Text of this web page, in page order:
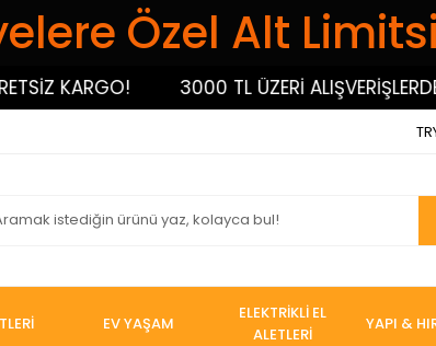
Özel Alt
KARGO! 3000 TL ÜZERİ ALIŞVERİŞLERDE
EV YAŞAM
ELEKTRİKLİ EL
ALETLERİ
YAPI &